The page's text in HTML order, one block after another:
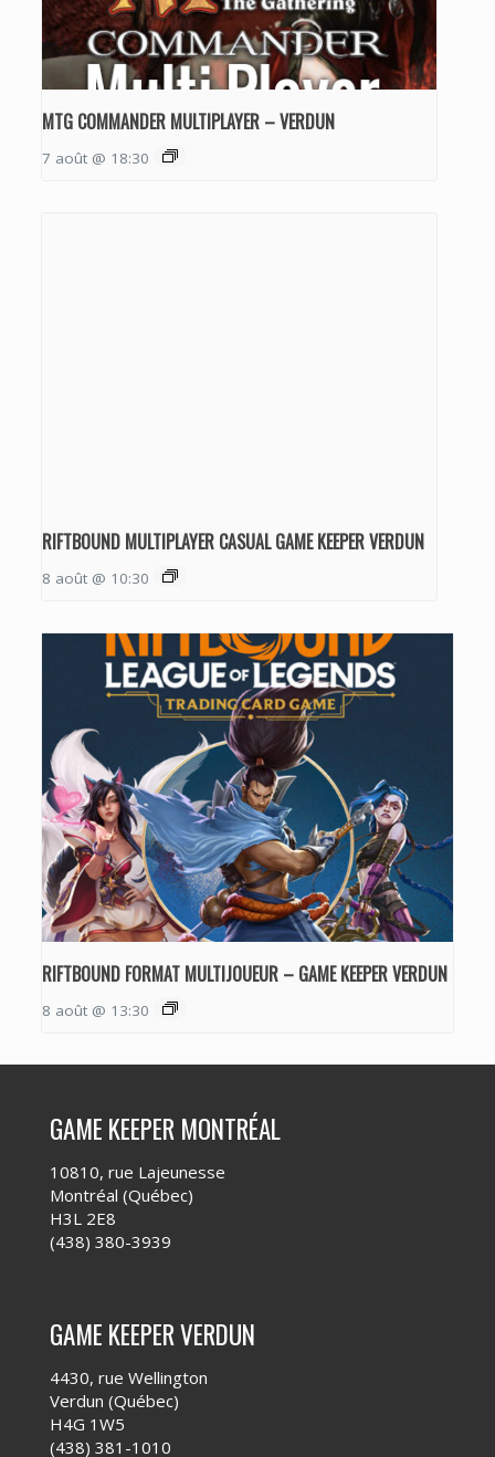
MTG COMMANDER MULTIPLAYER – VERDUN
7 août @ 18:30
RIFTBOUND MULTIPLAYER CASUAL GAME KEEPER VERDUN
8 août @ 10:30
RIFTBOUND FORMAT MULTIJOUEUR – GAME KEEPER VERDUN
8 août @ 13:30
GAME KEEPER MONTRÉAL
10810, rue Lajeunesse
Montréal (Québec)
H3L 2E8
(438) 380-3939
GAME KEEPER VERDUN
4430, rue Wellington
Verdun (Québec)
H4G 1W5
(438) 381-1010